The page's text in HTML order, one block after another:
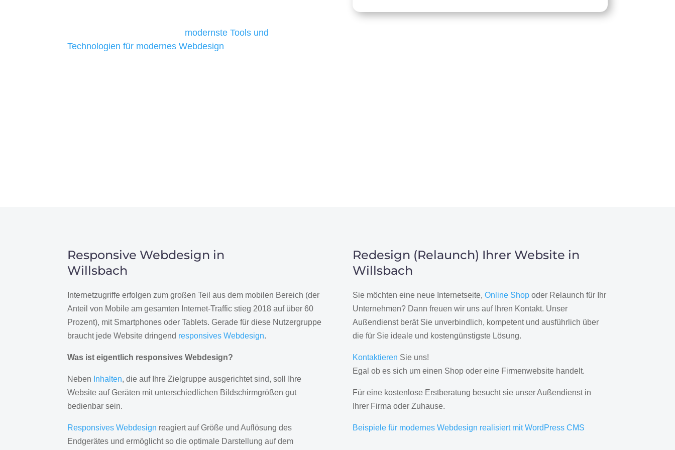
modernste Tools und
Technologien für modernes Webdesign
Responsive Webdesign in
Willsbach
Internetzugriffe erfolgen zum großen Teil aus dem mobilen Bereich (der
Anteil von Mobile am gesamten Internet-Traffic stieg 2018 auf über 60
Prozent), mit Smartphones oder Tablets. Gerade für diese Nutzergruppe
braucht jede Website dringend responsives Webdesign.
Was ist eigentlich responsives Webdesign?
Neben Inhalten, die auf Ihre Zielgruppe ausgerichtet sind, soll Ihre
Website auf Geräten mit unterschiedlichen Bildschirmgrößen gut
bedienbar sein.
Responsives Webdesign reagiert auf Größe und Auflösung des
Endgerätes und ermöglicht so die optimale Darstellung auf dem
Redesign (Relaunch) Ihrer Website in
Willsbach
Sie möchten eine neue Internetseite, Online Shopoder Relaunch für Ihr
Unternehmen? Dann freuen wir uns auf Ihren Kontakt. Unser
Außendienst berät Sie unverbindlich, kompetent und ausführlich über
die für Sie ideale und kostengünstigste Lösung.
Kontaktieren Sie uns!
Egal ob es sich um einen Shop oder eine Firmenwebsite handelt.
Für eine kostenlose Erstberatung besucht sie unser Außendienst in
Ihrer Firma oder Zuhause.
Beispiele für modernes Webdesign realisiert mit WordPress CMS